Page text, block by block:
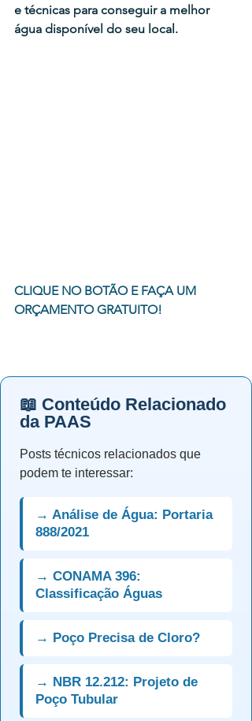
e técnicas para conseguir a melhor
água disponível do seu local.
CLIQUE NO BOTÃO E FAÇA UM
ORÇAMENTO GRATUITO!
📖 Conteúdo Relacionado
da PAAS
Posts técnicos relacionados que
podem te interessar:
→ Análise de Água: Portaria
888/2021
→ CONAMA 396:
Classificação Águas
→ Poço Precisa de Cloro?
→ NBR 12.212: Projeto de
Poço Tubular